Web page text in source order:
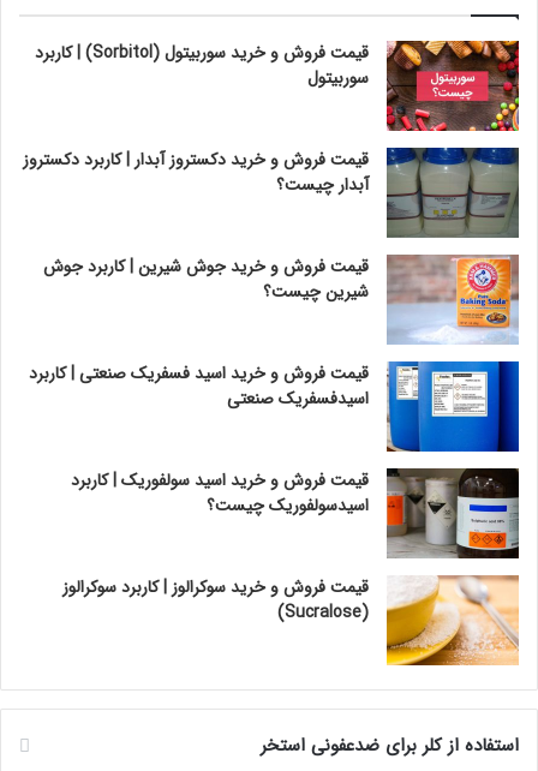
قیمت فروش و خرید سوربیتول (Sorbitol) | کاربرد
سوربیتول
قیمت فروش و خرید دکستروز آبدار | کاربرد دکستروز
آبدار چیست؟
قیمت فروش و خرید جوش شیرین | کاربرد جوش
شیرین چیست؟
قیمت فروش و خرید اسید فسفریک صنعتی | کاربرد
اسیدفسفریک صنعتی
قیمت فروش و خرید اسید سولفوریک | کاربرد
اسیدسولفوریک چیست؟
قیمت فروش و خرید سوکرالوز | کاربرد سوکرالوز
(Sucralose)
استفاده از کلر برای ضدعفونی استخر